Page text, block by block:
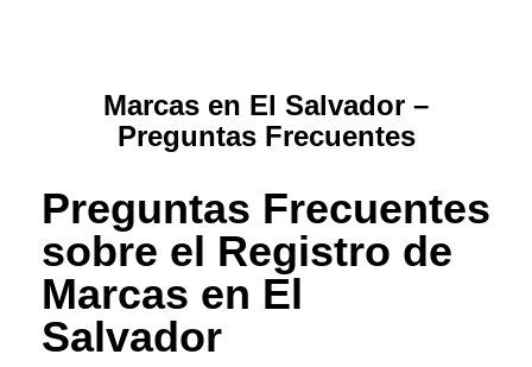
Marcas en El Salvador –
Preguntas Frecuentes
Preguntas Frecuentes
sobre el Registro de
Marcas en El
Salvador